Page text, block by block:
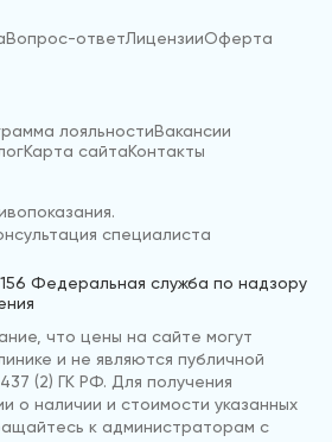
Вопрос-ответЛицензииОферта
лояльностиВакансии
Карта сайтаКонтакты
специалиста
Федеральная служба по надзору
что цены на сайте могут
и не являются публичной
(2) ГК РФ. Для получения
о наличии и стоимости указанных
к администраторам с